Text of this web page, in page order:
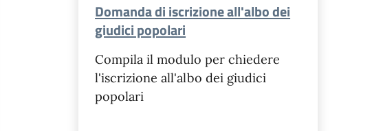
Domanda di iscrizione all'albo dei
giudici popolari
Compila il modulo per chiedere
l'iscrizione all'albo dei giudici
popolari